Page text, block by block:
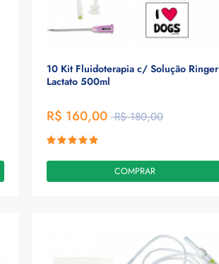
10 Kit Fluidoterapia c/ Solução Ringer
Lactato 500ml
R$ 160,00 R$ 180,00
COMPRAR